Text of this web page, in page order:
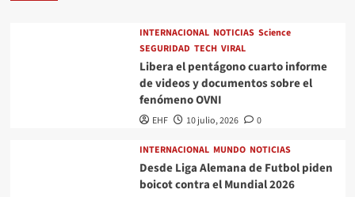
INTERNACIONAL NOTICIAS Science
SEGURIDAD TECH VIRAL
Libera el pentágono cuarto informe
de videos y documentos sobre el
fenómeno OVNI
EHF 10 julio, 2026 0
INTERNACIONAL MUNDO NOTICIAS
Desde Liga Alemana de Futbol piden
boicot contra el Mundial 2026